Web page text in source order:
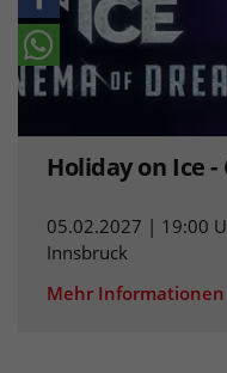
Holiday on Ice
05.02.2027 | 19:00
Innsbruck
Mehr Informationen